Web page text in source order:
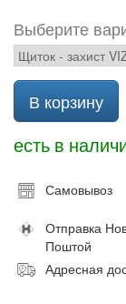
Выберите
В корзину
есть в
Самовывоз
Отправка
Поштой
Адресная